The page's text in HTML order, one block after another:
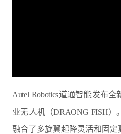
Autel Robotics道通智能发布
业无人机（DRAONG FISH）
融合了多旋翼起降灵活和固